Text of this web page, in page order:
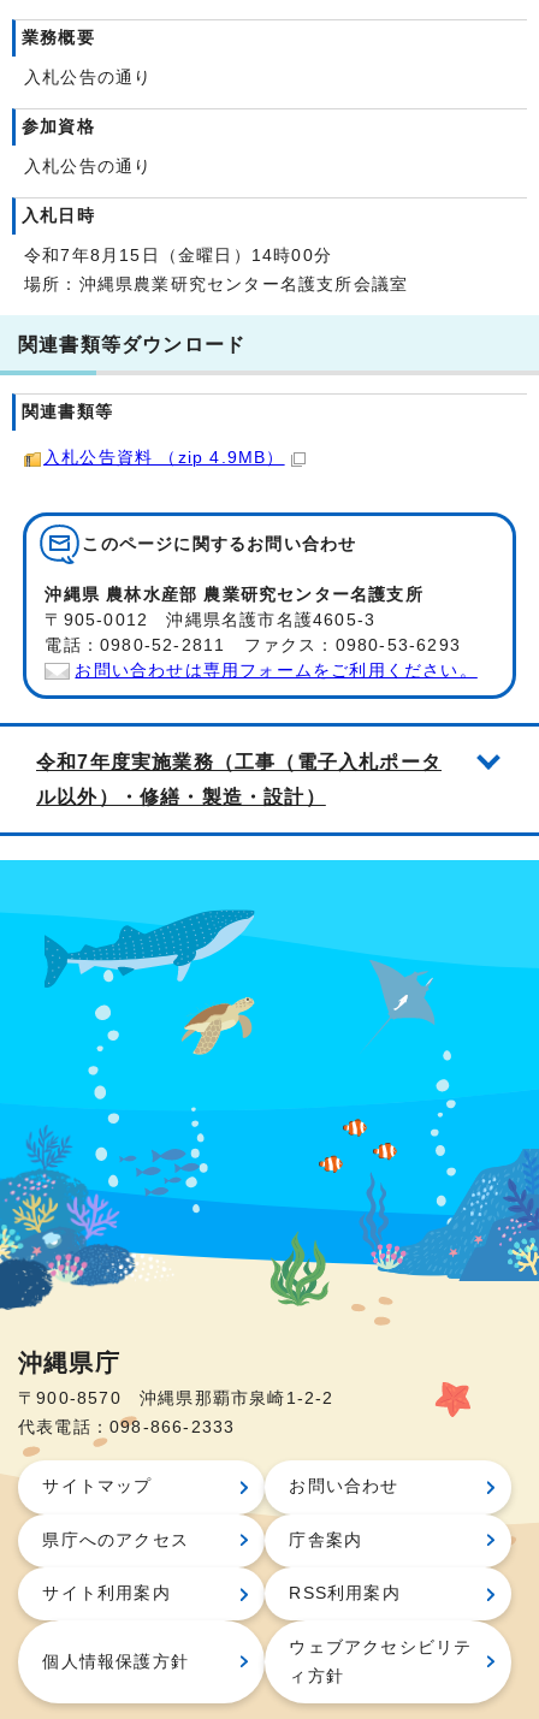
業務概要
入札公告の通り
参加資格
入札公告の通り
入札日時
令和7年8月15日（金曜日）14時00分
場所：沖縄県農業研究センター名護支所会議室
関連書類等ダウンロード
関連書類等
入札公告資料 （zip 4.9MB）
このページに関する お問い合わせ
沖縄県 農林水産部 農業研究センター名護支所
〒905-0012 沖縄県名護市名護4605-3
電話：0980-52-2811 ファクス：0980-53-6293
お問い合わせは専用フォームをご利用ください。
令和7年度実施業務（工事（電子入札ポータ
ル以外）・修繕・製造・設計）
沖縄県庁
〒900-8570 沖縄県那覇市泉崎1-2-2
代表電話：098-866-2333
サイトマップ お問い合わせ
県庁へのアクセス 庁舎案内
サイト利用案内 RSS利用案内
個人情報保護方針
ウェブアクセシビリテ
ィ方針